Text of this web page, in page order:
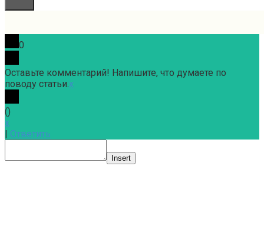
0
Оставьте комментарий! Напишите, что думаете по
поводу статьи.x
()
x
| Ответить
Insert